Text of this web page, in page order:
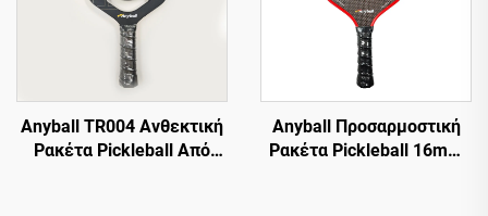
Διασκέδαση
Anyball TR004 Ανθεκτική
Ρακέτα Pickleball Από
Anyball Προσαρμοστική
Ρακέτα Pickleball 16mm